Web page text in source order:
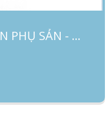
THANH NIÊN BỆNH VIỆN PHỤ SẢN - NHI ĐÀ NẴNG TRONG THỜI KỲ MỚI VÀ ỨNG DỤNG CÔNG NGHỆ AI TRONG LĨNH VỰC Y TẾ